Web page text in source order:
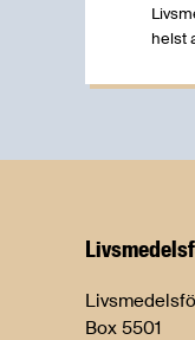
helst
Box 5501